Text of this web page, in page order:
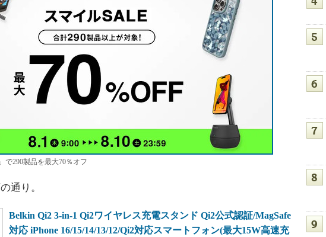
で290製品を最大70％オフ
通り。
Belkin Qi2 3-in-1 Qi2ワイヤレス充電スタンド Qi2公式認証/MagSafe
対応 iPhone 16/15/14/13/12/Qi2対応スマートフォン(最大15W高速充